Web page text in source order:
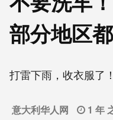
部分地区
打雷下雨，收衣服了！
意大利华人网 1 年